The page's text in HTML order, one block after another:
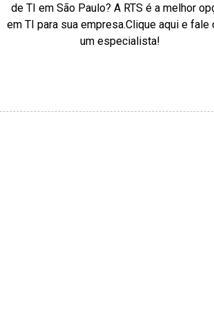
de TI em São Paulo? A RTS é a melhor
em TI para sua empresa.Clique aqui e fale
um especialista!